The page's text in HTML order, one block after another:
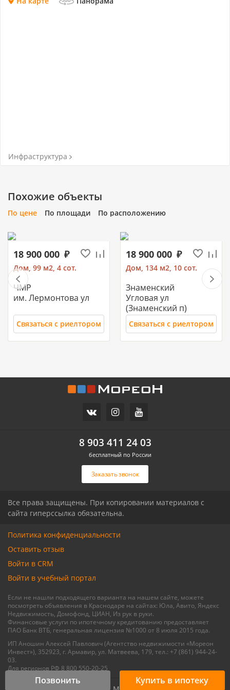
Позвонить Купить в ипотеку
Инфраструктура
Похожие объекты
По цене По площади По расположению
18 900 000
Дом, 99 м2, 4 сот.
ЧМР
им. Лермонтова ул
Связаться с риелтором
18 900 000
Дом, 134 м2, 10 сот.
Знаменский
Угловая ул
(Знаменский п)
Связаться с риелтором
10 500 000
Дом, 71 м2, 3 сот.
Заказать звонок
8 903 411 24 03
бесплатный по России
Все права защищены. При копировании материалов с
сайта гиперссылка обязательна.
Если не нашли подходящего варианта на нашем сайте, можете
посмотреть объявления в Краснодаре на сайтах: Юла, Авито, Яндекс
Недвижимость, Домофонд, ЦИАН, Из рук в руки.
Финансовые услуги по ипотечному кредитованию предоставляет
ПАО Банк ВТБ, генеральная лицензия №1000 от 8 июля 2015 года.
ИП Аношин Алексей Павлович (Агентство недвижимости «Мореон
Инвест»), 352923, г. Армавир, ул. Матвеева, 179, тел.: +7 (861) 944-24-
03.
Для регионов РФ 8 800 550-20-25
Политика конфиденциальности
Оставить отзыв
Войти в CRM
Войти в учебный портал